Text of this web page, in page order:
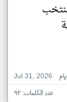
Jul 31, 2026
عدد الكلمات: ٩٢